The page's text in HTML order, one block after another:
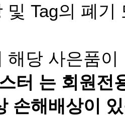
해당 사은품
손해배상이